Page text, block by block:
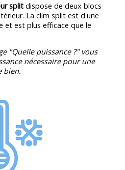
split dispose de deux blocs
La clim split est d'une
et est plus efficace que le
"Quelle puissance ?" vous
nécessaire pour une
bien.